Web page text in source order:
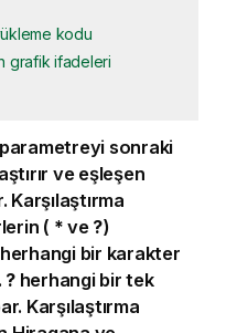
kodu
grafik ifadeleri
sonraki
ve eşleşen
Karşılaştırma
( * ve ?)
herhangi bir karakter
?herhangi bir tek
Karşılaştırma